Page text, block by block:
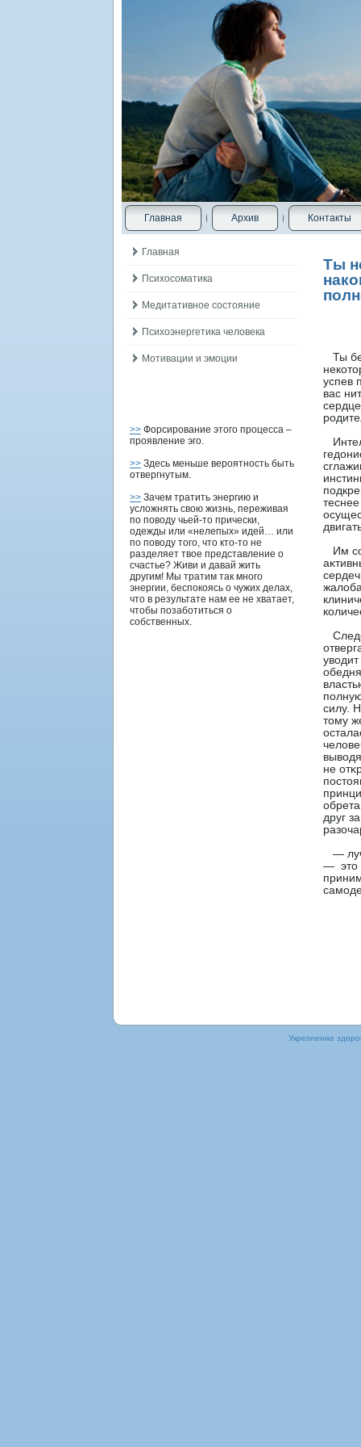
Главная Архив Контакты
Главная
Психосоматика
Медитативное состояние
Психоэнергетика человека
Мотивации и эмоции
>> Форсирование этого процесса –
проявление эго.
>> Здесь меньше вероятность быть
отвергнутым.
>> Зачем тратить энергию и
усложнять свою жизнь, переживая
по поводу чьей-то прически,
одежды или «нелепых» идей… или
по поводу того, что кто-то не
разделяет твое представление о
счастье? Живи и давай жить
другим! Мы тратим так много
энергии, беспокоясь о чужих делах,
что в результате нам ее не хватает,
чтобы позаботиться о
собственных.
Ты
Ты
успев
вас
Им
силу.
тому
не
друг
—
— это
Укрепление